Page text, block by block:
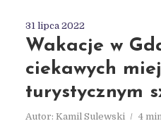
31 lipca 2022
Wakacje w
ciekawych
turystycznym
Autor: Kamil Sulewski
4